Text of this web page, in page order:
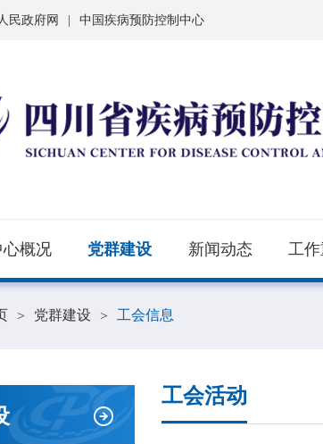
民政府网 | 中国疾病预防控制中心
心概况 党群建设 新闻动态 工
> 党群建设 > 工会信息
工会活动